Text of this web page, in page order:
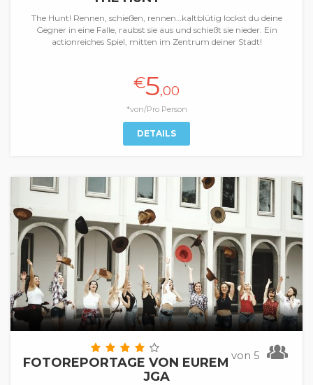
The Hunt! Rennen, schießen, rennen…kaltblütig lockst du deine
Gegner in eine Falle, raubst sie aus und schießt sie nieder. Ein
actionreiches Spiel, mitten im Zentrum deiner Stadt!
€5,00
*von/Pro Person
DETAILS
von 5
FOTOREPORTAGE VON EUREM
JGA